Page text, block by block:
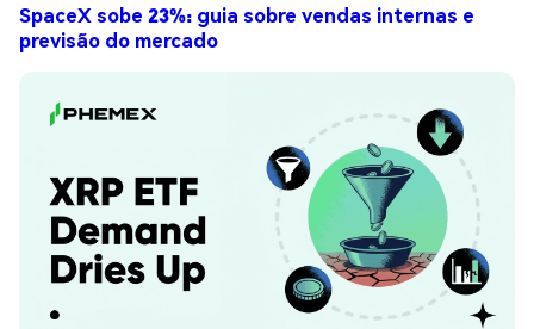
SpaceX sobe 23%: guia sobre vendas internas e
previsão do mercado